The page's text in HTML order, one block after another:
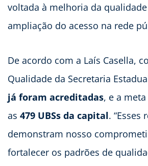
voltada à melhoria da
ampliação do acesso na rede
De acordo com a Laís Casella,
Qualidade da Secretaria
já foram acreditadas, e a
as 479 UBSs da capital. “Esses
demonstram nosso
fortalecer os padrões de